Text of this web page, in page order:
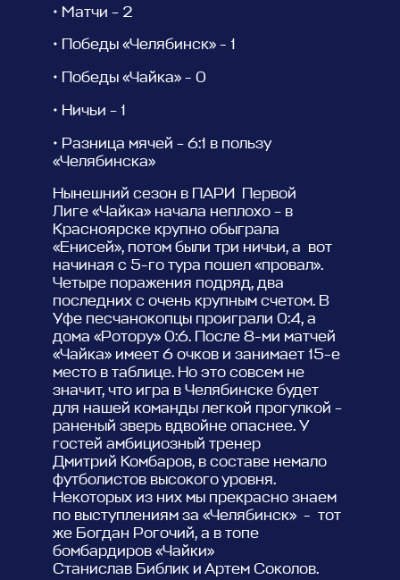
• Матчи – 2
• Победы «Челябинск» - 1
• Победы «Чайка» - 0
• Ничьи – 1
• Разница мячей – 6:1 в пользу
«Челябинска»
Нынешний сезон в ПАРИ Первой
Лиге «Чайка» начала неплохо – в
Красноярске крупно обыграла
«Енисей», потом были три ничьи, а вот
начиная с 5-го тура пошел «провал».
Четыре поражения подряд, два
последних с очень крупным счетом. В
Уфе песчанокопцы проиграли 0:4, а
дома «Ротору» 0:6. После 8-ми матчей
«Чайка» имеет 6 очков и занимает 15-е
место в таблице. Но это совсем не
значит, что игра в Челябинске будет
для нашей команды легкой прогулкой –
раненый зверь вдвойне опаснее. У
гостей амбициозный тренер
Дмитрий Комбаров, в составе немало
футболистов высокого уровня.
Некоторых из них мы прекрасно знаем
по выступлениям за «Челябинск» - тот
же Богдан Рогочий, а в топе
бомбардиров «Чайки»
Станислав Библик и Артем Соколов.